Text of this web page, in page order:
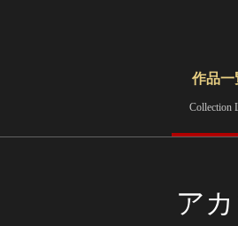
さら
作品一
Collection
ア